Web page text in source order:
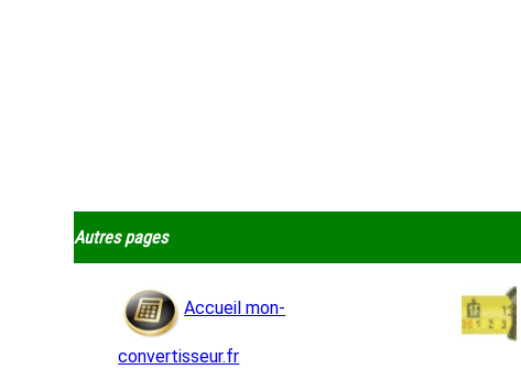
Autres pages
Accueil mon-
convertisseur.fr